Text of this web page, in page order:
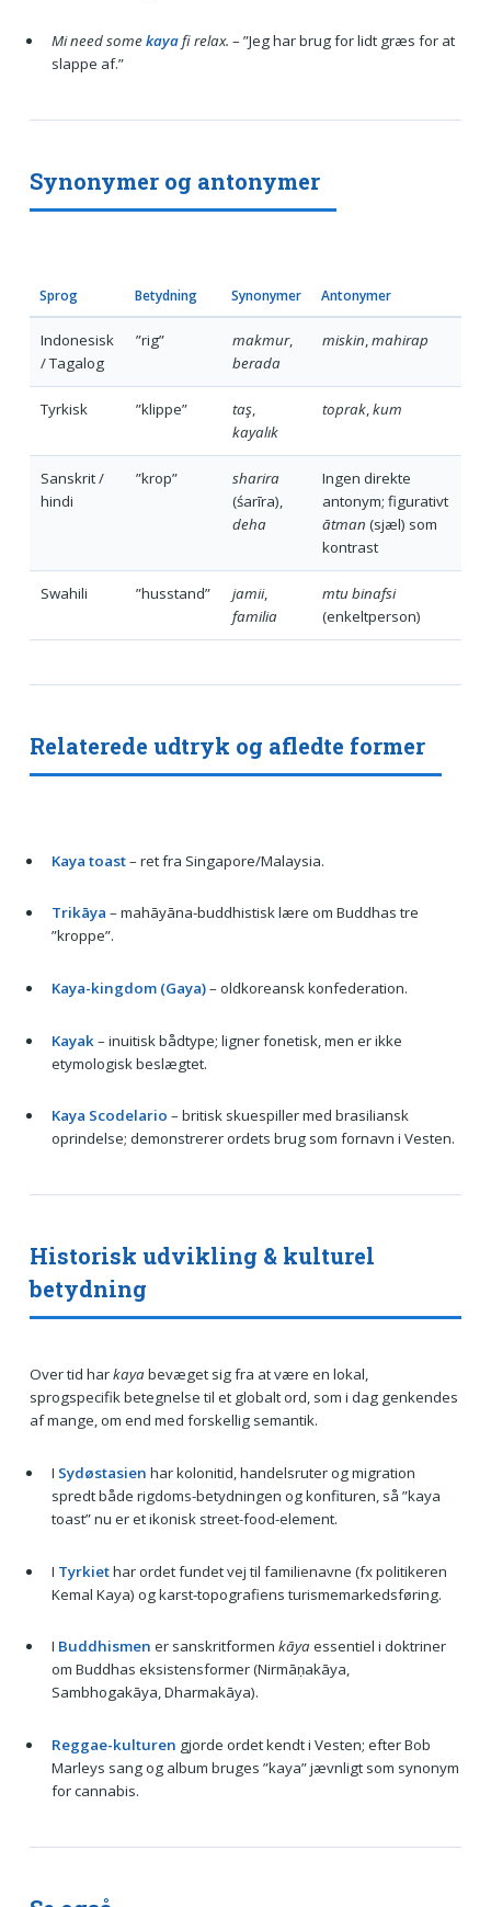
Mi need somekayafi relax. – ”Jeg har brug for lidt græs for at
slappe af.”
Synonymer og antonymer
Sprog Betydning Synonymer Antonymer
Indonesisk
/ Tagalog
”rig” makmur,
berada
miskin,mahirap
Tyrkisk ”klippe” taş,
kayalık
toprak,kum
Sanskrit /
hindi
”krop”
sharira
(śarīra),
deha
Ingen direkte
antonym; figurativt
ātman (sjæl) som
kontrast
Swahili ”husstand” jamii,
familia
mtu binafsi
(enkeltperson)
Relaterede udtryk og afledte former
Kaya toast– ret fra Singapore/Malaysia.
Trikāya – mahāyāna-buddhistisk lære om Buddhas tre
”kroppe”.
Kaya-kingdom (Gaya)– oldkoreansk konfederation.
Kayak– inuitisk bådtype; ligner fonetisk, men er ikke
etymologisk beslægtet.
Kaya Scodelario – britisk skuespiller med brasiliansk
oprindelse; demonstrerer ordets brug som fornavn i Vesten.
Historisk udvikling & kulturel
betydning
Over tid harkayabevæget sig fra at være en lokal,
sprogspecifik betegnelse til et globalt ord, som i dag genkendes
af mange, om end med forskellig semantik.
I Sydøstasien har kolonitid, handelsruter og migration
spredt både rigdoms-betydningen og konfituren, så ”kaya
toast” nu er et ikonisk street-food-element.
I Tyrkiethar ordet fundet vej til familienavne (fx politikeren
Kemal Kaya) og karst-topografiens turisme­markedsføring.
I Buddhismen er sanskrit­formen kāyaessentiel i doktriner
om Buddhas eksistensformer (Nirmāṇakāya,
Sambhogakāya, Dharmakāya).
Reggae-kulturen gjorde ordet kendt i Vesten; efter Bob
Marleys sang og album bruges ”kaya” jævnligt som synonym
for cannabis.